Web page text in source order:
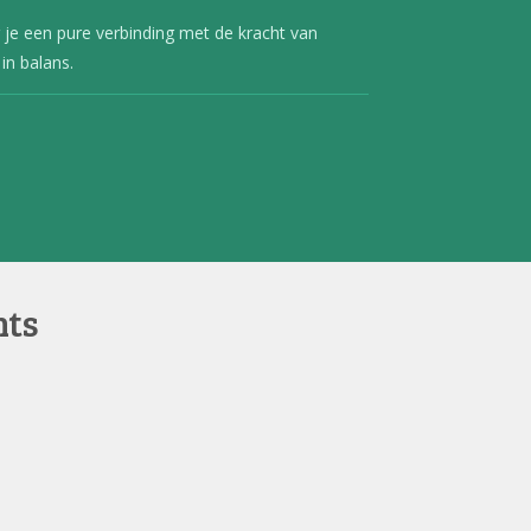
een pure verbinding met de kracht van
balans.